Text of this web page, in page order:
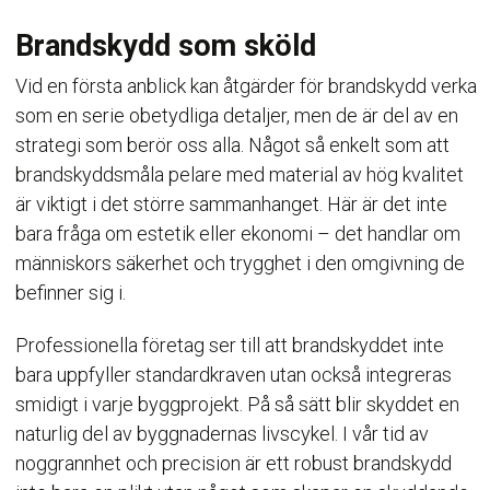
Brandskydd som sköld
Vid en första anblick kan åtgärder för brandskydd verka
som en serie obetydliga detaljer, men de är del av en
strategi som berör oss alla. Något så enkelt som att
brandskyddsmåla pelare med material av hög kvalitet
är viktigt i det större sammanhanget. Här är det inte
bara fråga om estetik eller ekonomi – det handlar om
människors säkerhet och trygghet i den omgivning de
befinner sig i.
Professionella företag ser till att brandskyddet inte
bara uppfyller standardkraven utan också integreras
smidigt i varje byggprojekt. På så sätt blir skyddet en
naturlig del av byggnadernas livscykel. I vår tid av
noggrannhet och precision är ett robust brandskydd